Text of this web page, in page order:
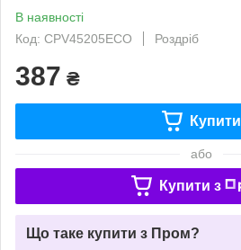
В наявності
Код: CPV45205ECO
Роздріб
387 ₴
Купити
або
Купити з
Що таке купити з Пром?